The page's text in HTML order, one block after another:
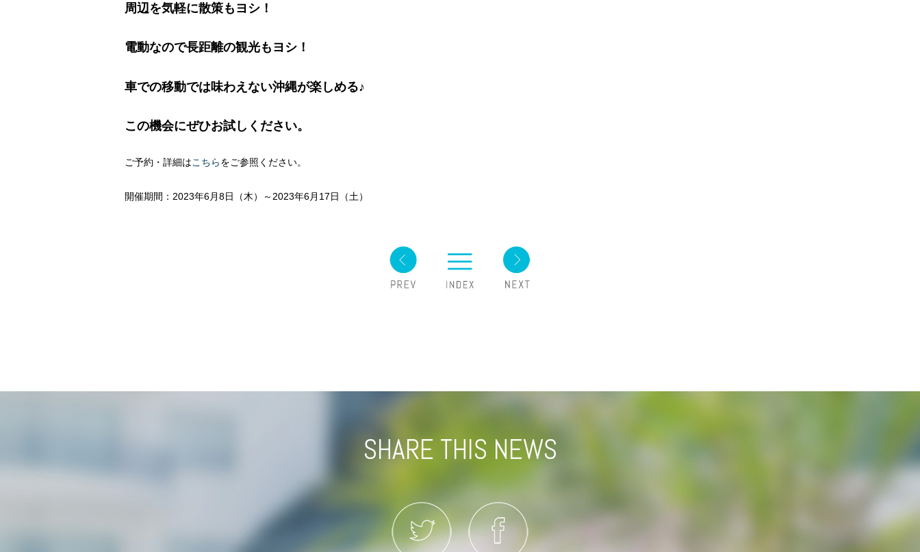
周辺を気軽に散策もヨシ！
電動なので長距離の観光もヨシ！
車での移動では味わえない沖縄が楽しめる♪
この機会にぜひお試しください。
ご予約・詳細はこちらをご参照ください。
開催期間：2023年6月8日（木）～2023年6月17日（土）
SHARE THIS NEWS